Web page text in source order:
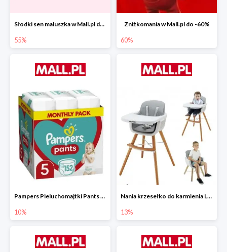
Słodki sen maluszka w Mall.pl do -55%
55%
Zniżkomania w Mall.pl do -60%
60%
Pampers Pieluchomajtki Pants 5 (12-17 kg) 152 szt.
10%
Nania krzesełko do karmienia LUNA 2w1
13%